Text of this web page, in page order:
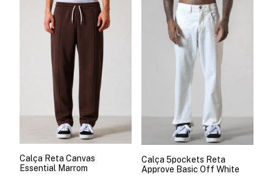
Calça Reta Canvas
Essential Marrom
Calça 5pockets Reta
Approve Basic Off White